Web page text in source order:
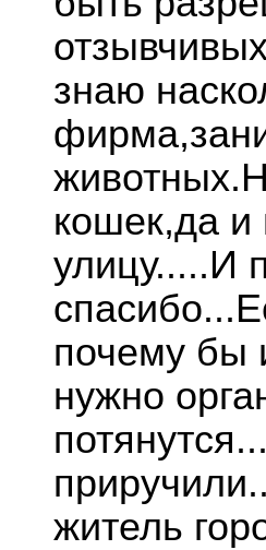
знаю
кошек,да
улицу.....И
почему бы
нужно
житель